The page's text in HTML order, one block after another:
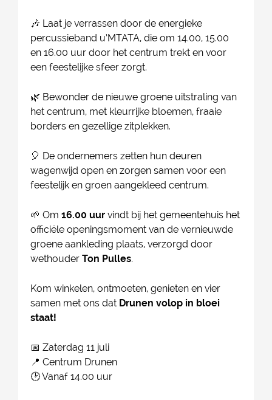
🎶 Laat je verrassen door de energieke
percussieband u’MTATA, die om 14.00, 15.00
en 16.00 uur door het centrum trekt en voor
een feestelijke sfeer zorgt.
🌿 Bewonder de nieuwe groene uitstraling van
het centrum, met kleurrijke bloemen, fraaie
borders en gezellige zitplekken.
🎈 De ondernemers zetten hun deuren
wagenwijd open en zorgen samen voor een
feestelijk en groen aangekleed centrum.
🌱 Om 16.00 uur vindt bij het gemeentehuis het
officiële openingsmoment van de vernieuwde
groene aankleding plaats, verzorgd door
wethouder Ton Pulles.
Kom winkelen, ontmoeten, genieten en vier
samen met ons dat Drunen volop in bloei
staat!
📅 Zaterdag 11 juli
📍 Centrum Drunen
🕑 Vanaf 14.00 uur